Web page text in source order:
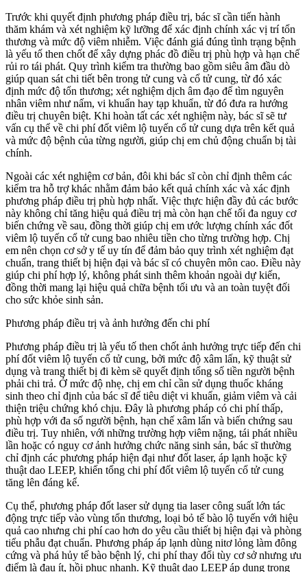
Trước khi quyết định phương pháp điều trị, bác sĩ cần tiến hành
thăm khám và xét nghiệm kỹ lưỡng để xác định chính xác vị trí tổn
thương và mức độ viêm nhiễm. Việc đánh giá đúng tình trạng bệnh
là yếu tố then chốt để xây dựng phác đồ điều trị phù hợp và hạn chế
rủi ro tái phát. Quy trình kiểm tra thường bao gồm siêu âm đầu dò
giúp quan sát chi tiết bên trong tử cung và cổ tử cung, từ đó xác
định mức độ tổn thương; xét nghiệm dịch âm đạo để tìm nguyên
nhân viêm như nấm, vi khuẩn hay tạp khuẩn, từ đó đưa ra hướng
điều trị chuyên biệt. Khi hoàn tất các xét nghiệm này, bác sĩ sẽ tư
vấn cụ thể về chi phí đốt viêm lộ tuyến cổ tử cung dựa trên kết quả
và mức độ bệnh của từng người, giúp chị em chủ động chuẩn bị tài
chính.
Ngoài các xét nghiệm cơ bản, đôi khi bác sĩ còn chỉ định thêm các
kiểm tra hỗ trợ khác nhằm đảm bảo kết quả chính xác và xác định
phương pháp điều trị phù hợp nhất. Việc thực hiện đầy đủ các bước
này không chỉ tăng hiệu quả điều trị mà còn hạn chế tối đa nguy cơ
biến chứng về sau, đồng thời giúp chị em ước lượng chính xác đốt
viêm lộ tuyến cổ tử cung bao nhiêu tiền cho từng trường hợp. Chị
em nên chọn cơ sở y tế uy tín để đảm bảo quy trình xét nghiệm đạt
chuẩn, trang thiết bị hiện đại và bác sĩ có chuyên môn cao. Điều này
giúp chi phí hợp lý, không phát sinh thêm khoản ngoài dự kiến,
đồng thời mang lại hiệu quả chữa bệnh tối ưu và an toàn tuyệt đối
cho sức khỏe sinh sản.
Phương pháp điều trị và ảnh hưởng đến chi phí
Phương pháp điều trị là yếu tố then chốt ảnh hưởng trực tiếp đến chi
phí đốt viêm lộ tuyến cổ tử cung, bởi mức độ xâm lấn, kỹ thuật sử
dụng và trang thiết bị đi kèm sẽ quyết định tổng số tiền người bệnh
phải chi trả. Ở mức độ nhẹ, chị em chỉ cần sử dụng thuốc kháng
sinh theo chỉ định của bác sĩ để tiêu diệt vi khuẩn, giảm viêm và cải
thiện triệu chứng khó chịu. Đây là phương pháp có chi phí thấp,
phù hợp với đa số người bệnh, hạn chế xâm lấn và biến chứng sau
điều trị. Tuy nhiên, với những trường hợp viêm nặng, tái phát nhiều
lần hoặc có nguy cơ ảnh hưởng chức năng sinh sản, bác sĩ thường
chỉ định các phương pháp hiện đại như đốt laser, áp lạnh hoặc kỹ
thuật dao LEEP, khiến tổng chi phí đốt viêm lộ tuyến cổ tử cung
tăng lên đáng kể.
Cụ thể, phương pháp đốt laser sử dụng tia laser công suất lớn tác
động trực tiếp vào vùng tổn thương, loại bỏ tế bào lộ tuyến với hiệu
quả cao nhưng chi phí cao hơn do yêu cầu thiết bị hiện đại và phòng
tiểu phẫu đạt chuẩn. Phương pháp áp lạnh dùng nitơ lỏng làm đông
cứng và phá hủy tế bào bệnh lý, chi phí thay đổi tùy cơ sở nhưng ưu
điểm là đau ít, hồi phục nhanh. Kỹ thuật dao LEEP áp dụng trong